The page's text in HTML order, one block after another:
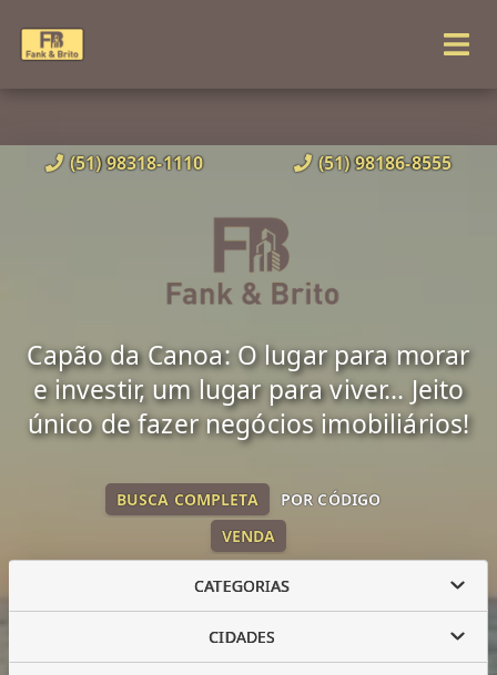
(51) 98318-1110 (51) 98186-8555
Capão da Canoa: O lugar para morar
e investir, um lugar para viver... Jeito
único de fazer negócios imobiliários!
VENDA
BUSCA COMPLETA POR CÓDIGO
CATEGORIAS
CIDADES